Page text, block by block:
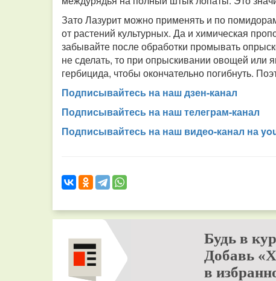
Зато Лазурит можно применять и по
от растений культурных. Да и химическая
забывайте после обработки промывать
не сделать, то при опрыскивании овощей или
гербицида, чтобы окончательно погибнуть.
Подписывайтесь на наш дзен-канал
Подписывайтесь на наш телеграм-канал
Подписывайтесь на наш видео-канал на
Будь в
Добавь
в